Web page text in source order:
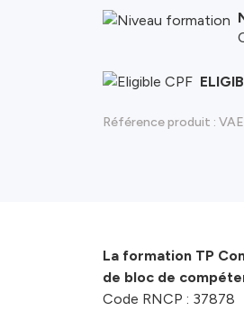
Référence produit :
La formation TP
de bloc de
Code RNCP : 37878